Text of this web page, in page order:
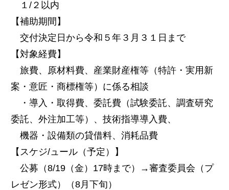
１/２以内
【補助期間】
交付決定日から令和５年３月３１日まで
【対象経費】
旅費、原材料費、産業財産権等（特許・実用新
案・意匠・商標権等）に係る相談
・導入・取得費、委託費（試験委託、調査研究
委託、外注加工等）、技術指導導入費、
機器・設備類の貸借料、消耗品費
【スケジ/ュール（予定）】
公募（8/19（金）17時まで）→審査委員会（プ
レゼン形式）（8月下旬）